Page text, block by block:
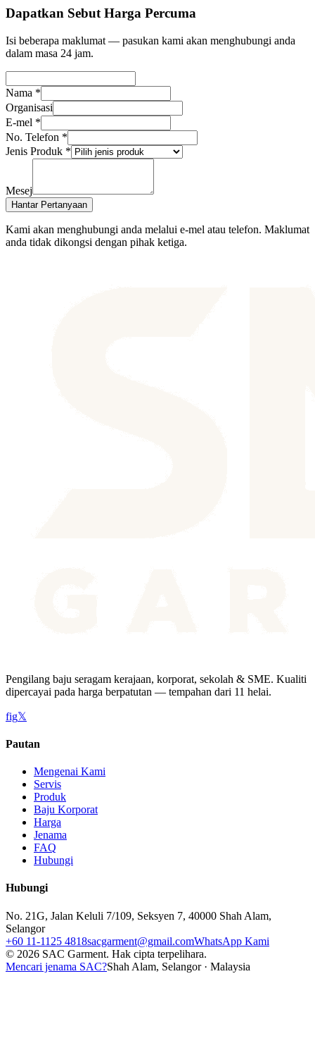
Dapatkan Sebut Harga Percuma
Isi beberapa maklumat — pasukan kami akan menghubungi anda
dalam masa 24 jam.
Nama *
Organisasi
E-mel *
No. Telefon *
Jenis Produk *
Mesej
Hantar Pertanyaan
Kami akan menghubungi anda melalui e-mel atau telefon. Maklumat
anda tidak dikongsi dengan pihak ketiga.
Pengilang baju seragam kerajaan, korporat, sekolah & SME. Kualiti
dipercayai pada harga berpatutan — tempahan dari 11 helai.
fig𝕏
Pautan
Mengenai Kami
Servis
Produk
Baju Korporat
Harga
Jenama
FAQ
Hubungi
Hubungi
No. 21G, Jalan Keluli 7/109, Seksyen 7, 40000 Shah Alam,
Selangor
+60 11-1125 4818sacgarment@gmail.comWhatsApp Kami
© 2026 SAC Garment. Hak cipta terpelihara.
Mencari jenama SAC?Shah Alam, Selangor · Malaysia